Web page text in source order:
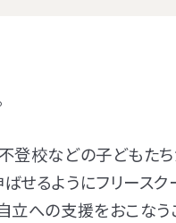
登校などの子どもたち
せるようにフリースク
立への支援をおこなう